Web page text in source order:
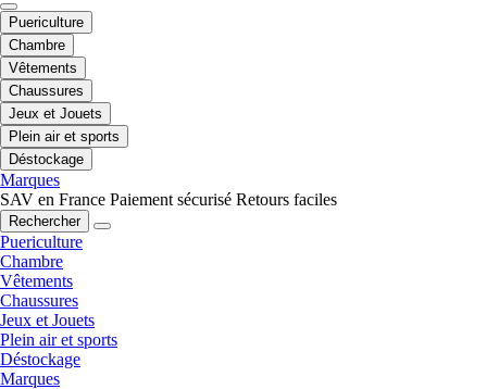
Puericulture
Chambre
Vêtements
Chaussures
Jeux et Jouets
Plein air et sports
Déstockage
Marques
SAV en France Paiement sécurisé Retours faciles
Rechercher
Puericulture
Chambre
Vêtements
Chaussures
Jeux et Jouets
Plein air et sports
Déstockage
Marques